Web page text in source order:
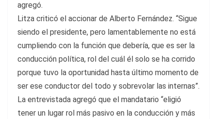
agregó.
Litza criticó el accionar de Alberto Fernández. “Sigue
siendo el presidente, pero lamentablemente no está
cumpliendo con la función que debería, que es ser la
conducción política, rol del cuál él solo se ha corrido
porque tuvo la oportunidad hasta último momento de
ser ese conductor del todo y sobrevolar las internas”.
La entrevistada agregó que el mandatario “eligió
tener un lugar rol más pasivo en la conducción y más